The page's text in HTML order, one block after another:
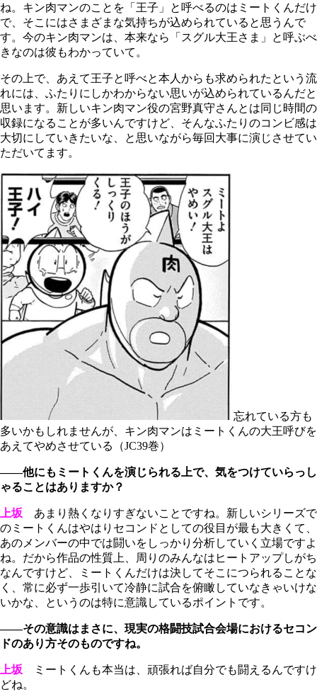
ね。キン肉マンのことを「王子」と呼べるのはミートくんだけ
で、そこにはさまざまな気持ちが込められていると思うんで
す。今のキン肉マンは、本来なら「スグル大王さま」と呼ぶべ
きなのは彼もわかっていて。
その上で、あえて王子と呼べと本人からも求められたという流
れには、ふたりにしかわからない思いが込められているんだと
思います。新しいキン肉マン役の宮野真守さんとは同じ時間の
収録になることが多いんですけど、そんなふたりのコンビ感は
大切にしていきたいな、と思いながら毎回大事に演じさせてい
ただいてます。
忘れている方も
多いかもしれませんが、キン肉マンはミートくんの大王呼びを
あえてやめさせている（JC39巻）
――他にもミートくんを演じられる上で、気をつけていらっし
ゃることはありますか？
上坂 あまり熱くなりすぎないことですね。新しいシリーズで
のミートくんはやはりセコンドとしての役目が最も大きくて、
あのメンバーの中では闘いをしっかり分析していく立場ですよ
ね。だから作品の性質上、周りのみんなはヒートアップしがち
なんですけど、ミートくんだけは決してそこにつられることな
く、常に必ず一歩引いて冷静に試合を俯瞰していなきゃいけな
いかな、というのは特に意識しているポイントです。
――その意識はまさに、現実の格闘技試合会場におけるセコン
ドのあり方そのものですね。
上坂 ミートくんも本当は、頑張れば自分でも闘えるんですけ
どね。